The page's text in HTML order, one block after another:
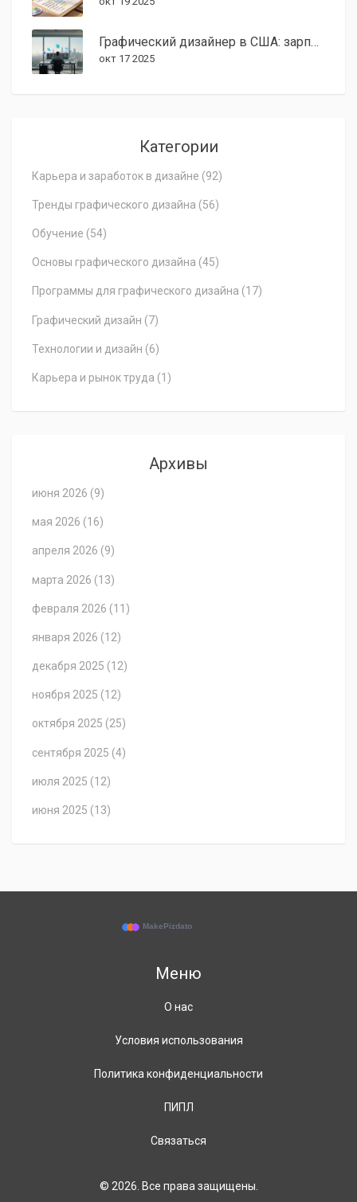
Графический дизайнер в США: зарплата 2025, средний доход и факторы
окт 17 2025
Категории
Карьера и заработок в дизайне (92)
Тренды графического дизайна (56)
Обучение (54)
Основы графического дизайна (45)
Программы для графического дизайна (17)
Графический дизайн (7)
Технологии и дизайн (6)
Карьера и рынок труда (1)
Архивы
июня 2026 (9)
мая 2026 (16)
апреля 2026 (9)
марта 2026 (13)
февраля 2026 (11)
января 2026 (12)
декабря 2025 (12)
ноября 2025 (12)
октября 2025 (25)
сентября 2025 (4)
июля 2025 (12)
июня 2025 (13)
Меню
О нас
Условия использования
Политика конфиденциальности
ПИПЛ
Связаться
© 2026. Все права защищены.